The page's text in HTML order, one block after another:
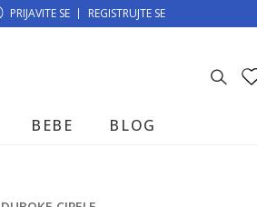
MOGUĆNOST BESPLATNE ISPORUKE!
PRIJAVITE SE REGISTRUJTE SE
BEBE BLOG